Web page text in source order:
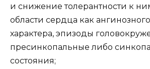
и снижение толерантности к
области сердца как
характера, эпизоды
пресинкопальные либо
состояния;